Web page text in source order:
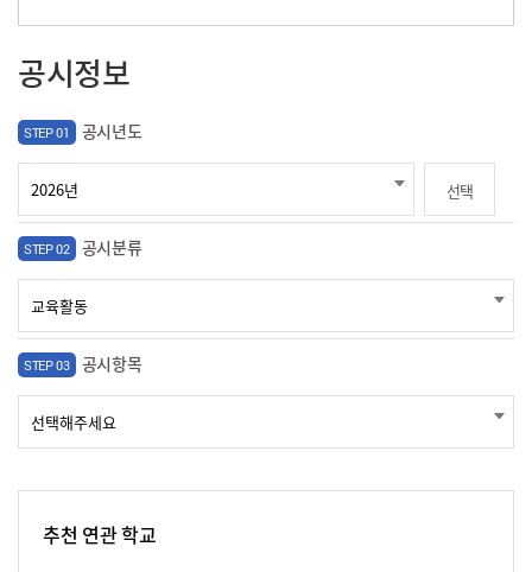
공시정보
STEP 01 공시년도
선택
STEP 02 공시분류
STEP 03 공시항목
추천 연관 학교